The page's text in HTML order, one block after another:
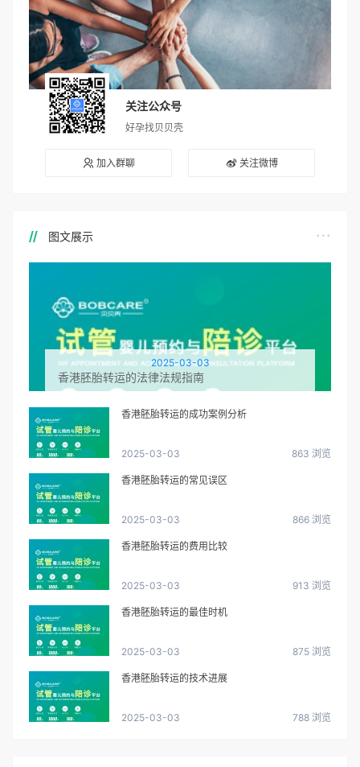
关注公众号
好孕找贝贝壳
加入群聊 关注微博
图文展示
2025-03-03
香港胚胎转运的法律法规指南
香港胚胎转运的成功案例分析
2025-03-03 863 浏览
香港胚胎转运的常见误区
2025-03-03 866 浏览
香港胚胎转运的费用比较
2025-03-03 913 浏览
香港胚胎转运的最佳时机
2025-03-03 875 浏览
香港胚胎转运的技术进展
2025-03-03 788 浏览